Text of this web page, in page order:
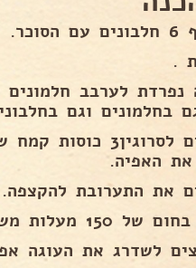
נפרדת לערבב
בחלמונים וגם
מוסיפים
את האפיה.
את התערובת להקצפה.
150 מעלות משך שעה.
לשדרג את העוגה